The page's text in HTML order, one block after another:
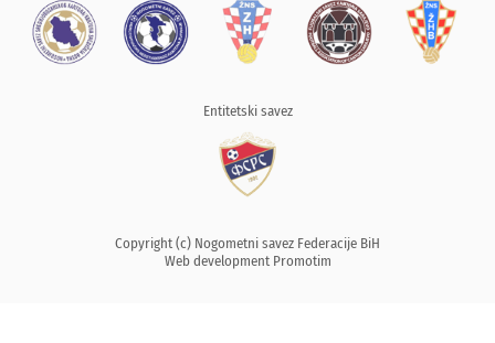
Entitetski savez
Copyright (c) Nogometni savez Federacije BiH
Web development Promotim